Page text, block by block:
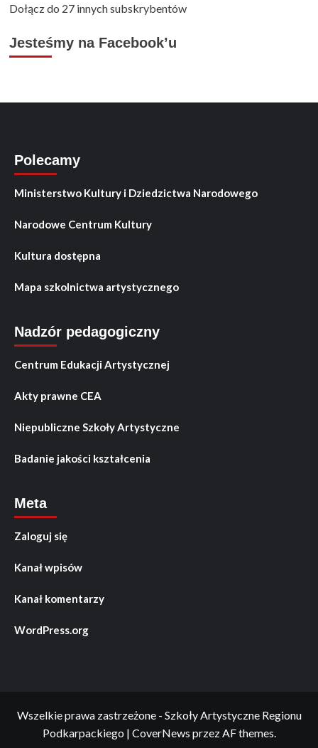
Dołącz do 27 innych subskrybentów
Jesteśmy na Facebook’u
Polecamy
Ministerstwo Kultury i Dziedzictwa Narodowego
Narodowe Centrum Kultury
Kultura dostępna
Mapa szkolnictwa artystycznego
Nadzór pedagogiczny
Centrum Edukacji Artystycznej
Akty prawne CEA
Niepubliczne Szkoły Artystyczne
Badanie jakości kształcenia
Meta
Zaloguj się
Kanał wpisów
Kanał komentarzy
WordPress.org
Wszelkie prawa zastrzeżone - Szkoły Artystyczne Regionu
Podkarpackiego | CoverNews przez AF themes.